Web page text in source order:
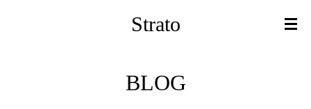
Strato
BLOG